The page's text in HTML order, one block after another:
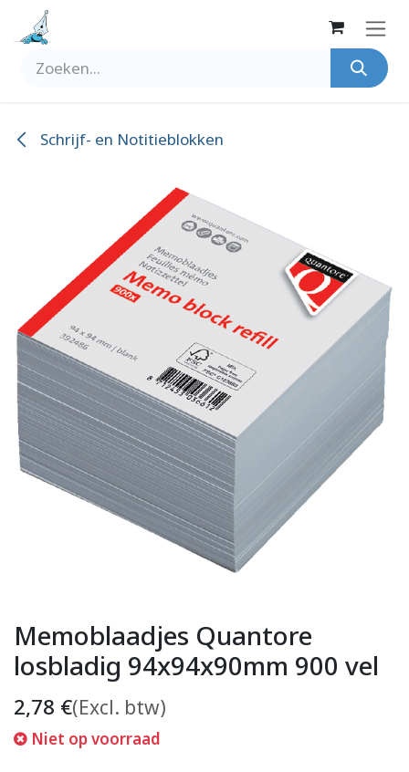
Overslaan naar inhoud
Schrijf- en Notitieblokken
Memoblaadjes Quantore
losbladig 94x94x90mm 900 vel
2,78 €(Excl. btw)
Niet op voorraad